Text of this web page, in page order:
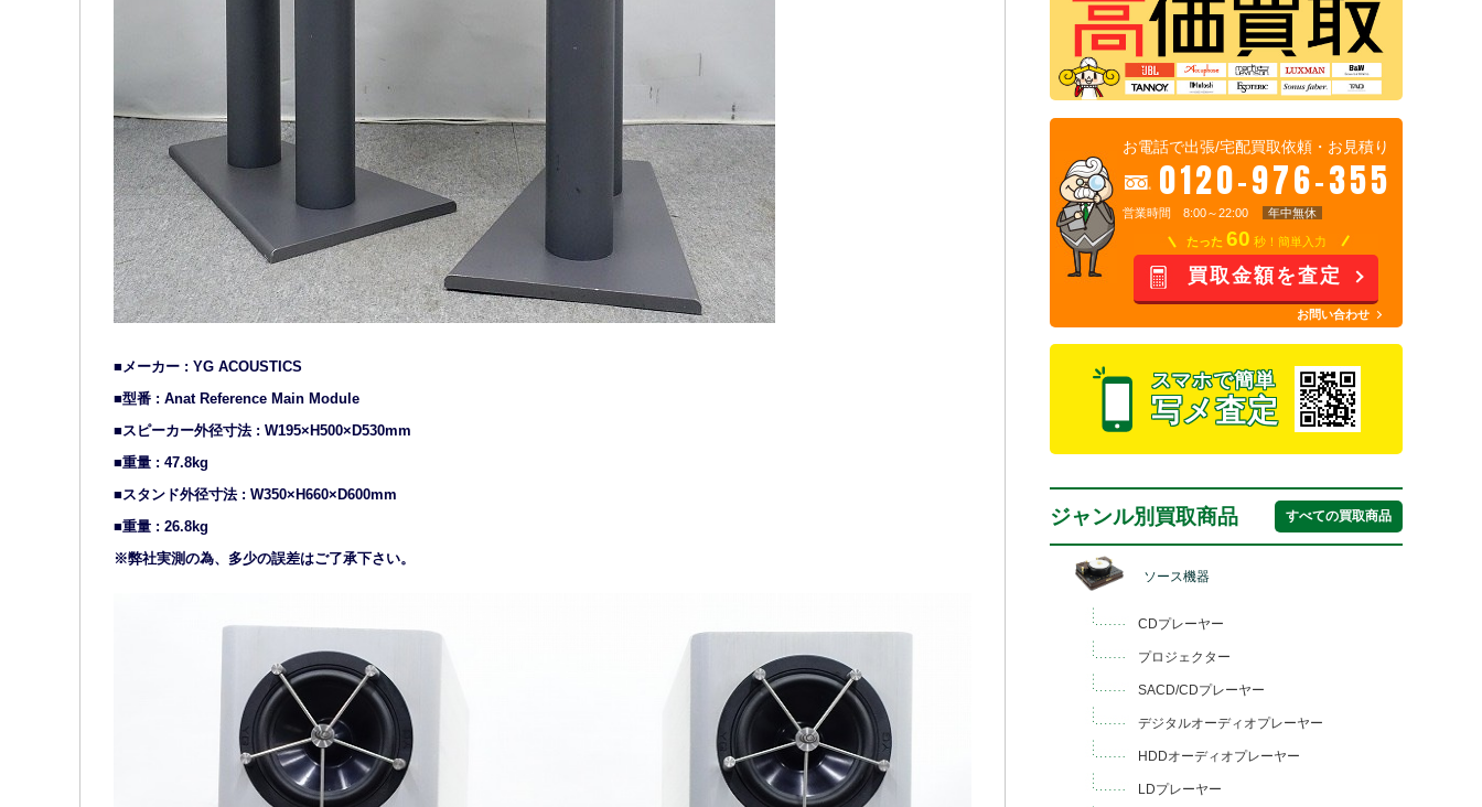
■メーカー : YG ACOUSTICS
■型番 : Anat Reference Main Module
■スピーカー外径寸法 : W195×H500×D530mm
■重量 : 47.8kg
■スタンド外径寸法 : W350×H660×D600mm
■重量 : 26.8kg
※弊社実測の為、多少の誤差はご了承下さい。
お電話で出張/宅配買取依頼・お見積り
0120-976-355
営業時間 8:00～22:00 年中無休
たった 60 秒！簡単入力
買取金額を査定
お問い合わせ
スマホで簡単
写メ査定
ジャンル別買取商品 すべての買取商品
ソース機器
CDプレーヤー
プロジェクター
SACD/CDプレーヤー
デジタルオーディオプレーヤー
HDDオーディオプレーヤー
LDプレーヤー